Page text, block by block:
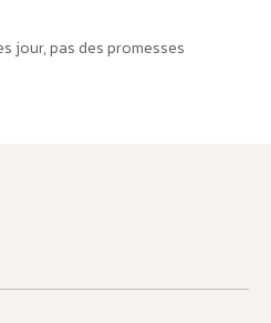
jour, pas des promesses